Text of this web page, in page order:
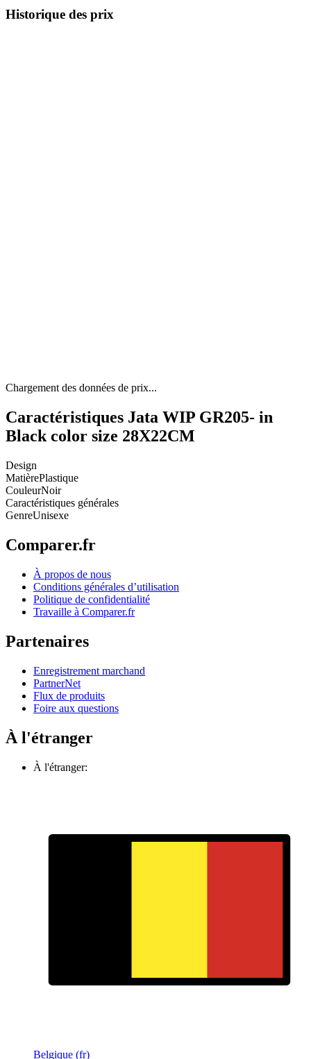
Historique des prix
Chargement des données de prix...
Caractéristiques Jata WIP GR205- in
Black color size 28X22CM
Design
MatièrePlastique
CouleurNoir
Caractéristiques générales
GenreUnisexe
Comparer.fr
À propos de nous
Conditions générales d’utilisation
Politique de confidentialité
Travaille à Comparer.fr
Partenaires
Enregistrement marchand
PartnerNet
Flux de produits
Foire aux questions
À l'étranger
À l'étranger:
Belgique (fr)